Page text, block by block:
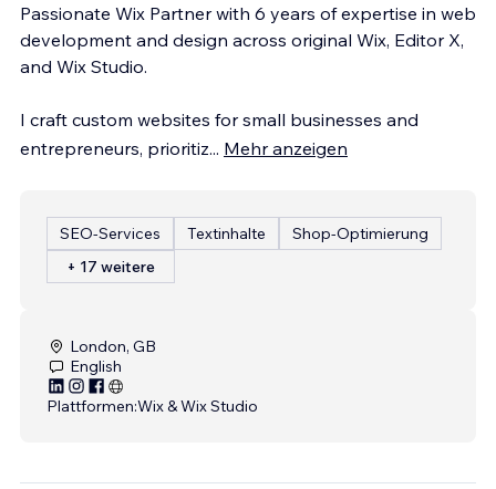
Passionate Wix Partner with 6 years of expertise in web
development and design across original Wix, Editor X,
and Wix Studio.
I craft custom websites for small businesses and
entrepreneurs, prioritiz... Mehr anzeigen
SEO-Services Textinhalte
Shop-Optimierung
+ 17 weitere
London, GB
English
Plattformen:Wix & Wix Studio